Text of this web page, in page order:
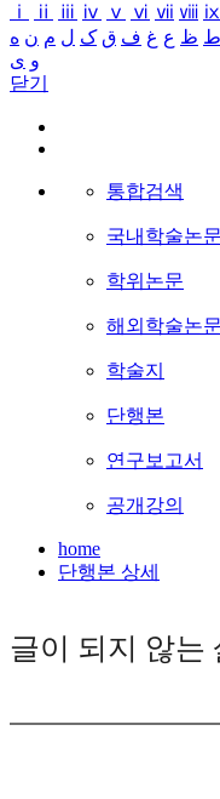
ⅰ
ⅱ ⅲ ⅳ ⅴ ⅵ ⅶ ⅷ ⅸ
ط ظ ع غ ف ق ک ل م ن ه
و ی
닫기
통합검색
국내학술논문
학위논문
해외학술논문
학술지
단행본
연구보고서
공개강의
home
단행본 상세
글이 되지 않는